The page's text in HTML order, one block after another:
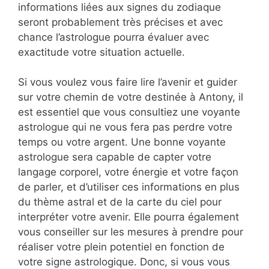
informations liées aux signes du zodiaque
seront probablement très précises et avec
chance l’astrologue pourra évaluer avec
exactitude votre situation actuelle.
Si vous voulez vous faire lire l’avenir et guider
sur votre chemin de votre destinée à Antony, il
est essentiel que vous consultiez une voyante
astrologue qui ne vous fera pas perdre votre
temps ou votre argent. Une bonne voyante
astrologue sera capable de capter votre
langage corporel, votre énergie et votre façon
de parler, et d’utiliser ces informations en plus
du thème astral et de la carte du ciel pour
interpréter votre avenir. Elle pourra également
vous conseiller sur les mesures à prendre pour
réaliser votre plein potentiel en fonction de
votre signe astrologique. Donc, si vous vous